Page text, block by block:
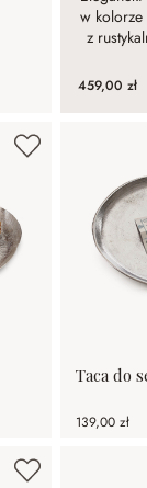
w kolorze
z
459,00 zł
Taca do
139,00 zł